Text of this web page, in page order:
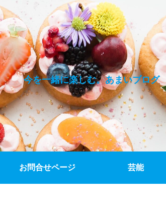
今を一緒に楽しむ。あまいブログ
お問合せページ 芸能